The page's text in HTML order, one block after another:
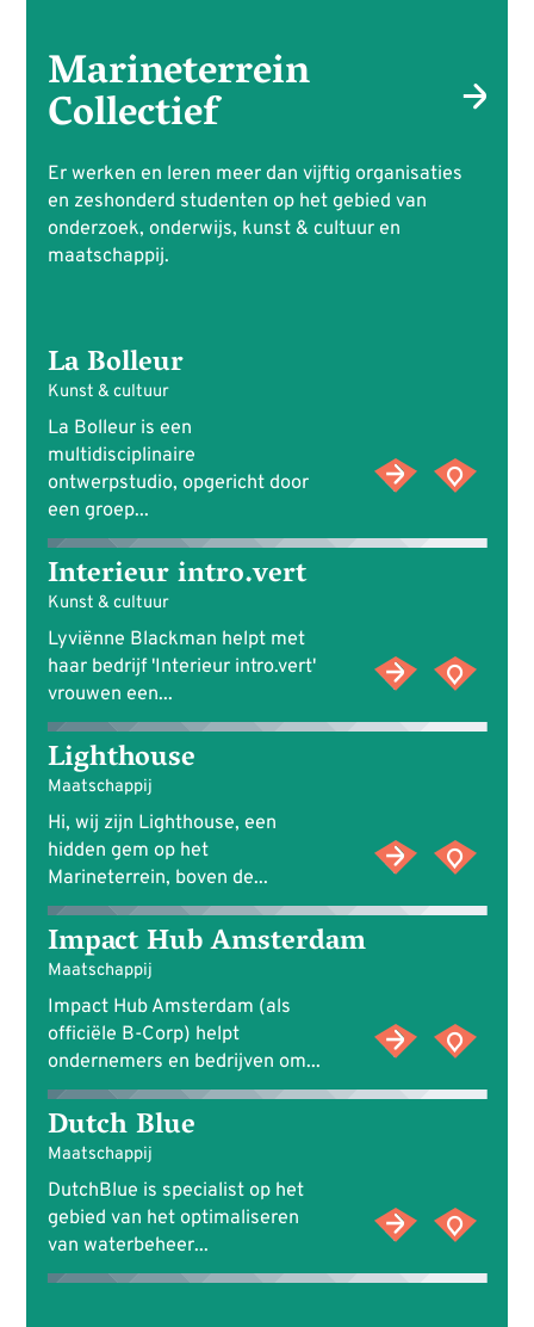
Marineterrein
Collectief
Er werken en leren meer dan vijftig organisaties
en zeshonderd studenten op het gebied van
onderzoek, onderwijs, kunst & cultuur en
maatschappij.
La Bolleur
Kunst & cultuur
La Bolleur is een
multidisciplinaire
ontwerpstudio, opgericht door
een groep...
Interieur intro.vert
Kunst & cultuur
Lyviënne Blackman helpt met
haar bedrijf 'Interieur intro.vert'
vrouwen een...
Lighthouse
Maatschappij
Hi, wij zijn Lighthouse, een
hidden gem op het
Marineterrein, boven de...
Impact Hub Amsterdam
Maatschappij
Impact Hub Amsterdam (als
officiële B-Corp) helpt
ondernemers en bedrijven om...
Dutch Blue
Maatschappij
DutchBlue is specialist op het
gebied van het optimaliseren
van waterbeheer...